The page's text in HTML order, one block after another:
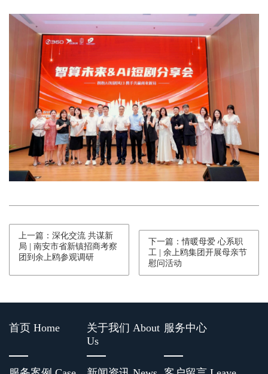
上一篇：深化交流 共谋新
局 | 南安市省新镇招商考察
团到余上鸥参观调研
下一篇：情暖母爱 心系职
工 | 余上鸥集团开展母亲节
慰问活动
首页 Home
关于我们 About
Us
服务中心